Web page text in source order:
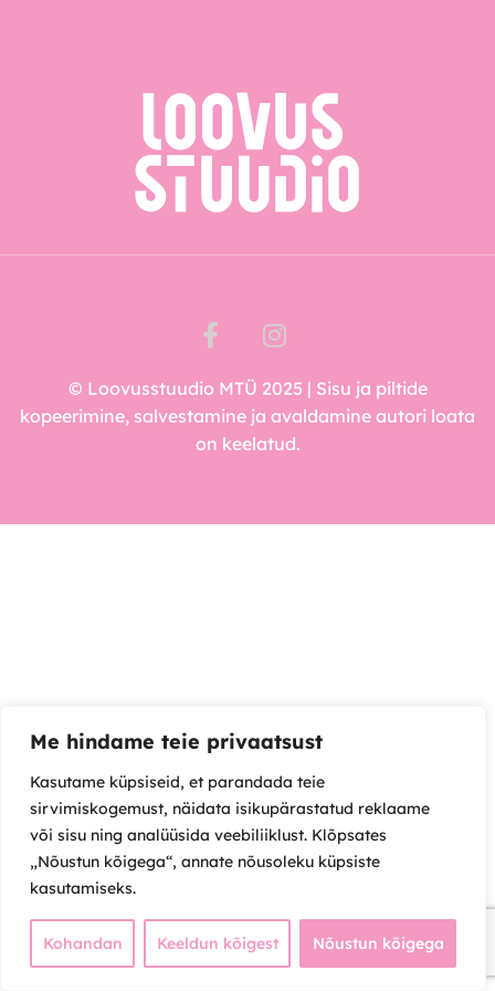
Me hindame teie privaatsust
Kasutame küpsiseid, et parandada teie
sirvimiskogemust, näidata isikupärastatud reklaame
või sisu ning analüüsida veebiliiklust. Klõpsates
„Nõustun kõigega“, annate nõusoleku küpsiste
kasutamiseks.
Kohandan Keeldun kõigest Nõustun kõigega
© Loovusstuudio MTÜ 2025 | Sisu ja piltide
kopeerimine, salvestamine ja avaldamine autori loata
on keelatud.